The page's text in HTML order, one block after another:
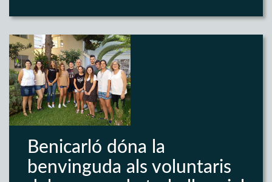
Benicarló dóna la
benvinguda als voluntaris